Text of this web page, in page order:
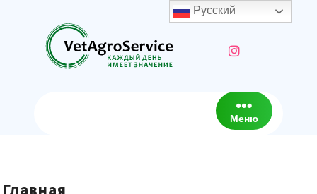
Меню
Главная
Русский